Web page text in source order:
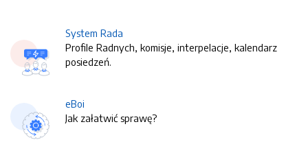
System Rada
Profile Radnych, komisje, interpelacje, kalendarz
posiedzeń.
eBoi
Jak załatwić sprawę?